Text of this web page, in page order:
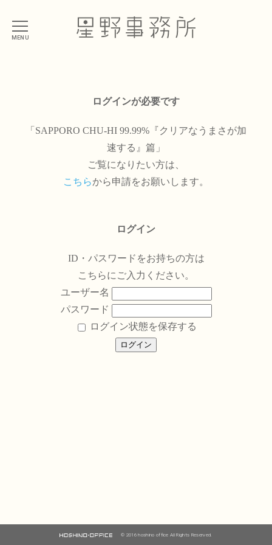
ログインが必要です
「SAPPORO CHU-HI 99.99%『クリアなうまさが加
速する』篇」
ご覧になりたい方は、
こちらから申請をお願いします。
ログイン
ID・パスワードをお持ちの方は
こちらにご入力ください。
ユーザー名
パスワード
ログイン状態を保存する
© 2016 hoshino office All Rights Reserved.
MENU